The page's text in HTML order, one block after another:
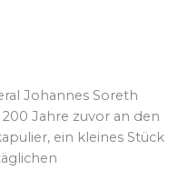
Johannes Soreth
200 Jahre zuvor an den
ein kleines Stück